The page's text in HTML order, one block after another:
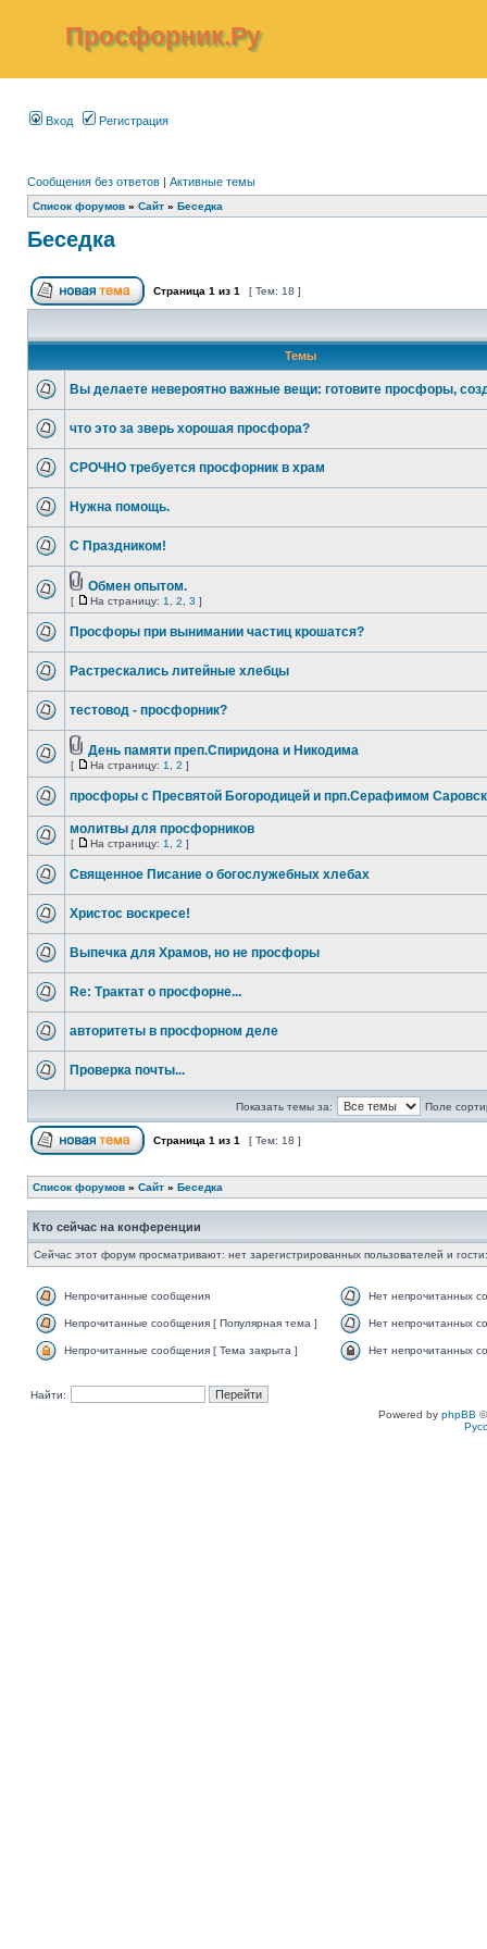
Просфорник.Ру
Вход Регистрация
Сообщения без ответов | Активные темы
Список форумов » Сайт » Беседка
Беседка
Страница 1 из 1 [ Тем: 18 ]
Темы
Вы делаете невероятно важные вещи: готовите просфоры,
что это за зверь хорошая просфора?
СРОЧНО требуется просфорник в храм
Нужна помощь.
С Праздником!
Обмен опытом.
[ На страницу: 1 2 3 ]
Просфоры при вынимании частиц крошатся?
Растрескались литейные хлебцы
тестовод - просфорник?
День памяти преп.Спиридона и Никодима
[ На страницу: 1 2 ]
просфоры с Пресвятой Богородицей и прп.Серафимом
молитвы для просфорников
[ На страницу: 1 2 ]
Священное Писание о богослужебных хлебах
Христос воскресе!
Выпечка для Храмов, но не просфоры
Re: Трактат о просфорне...
авторитеты в просфорном деле
Проверка почты...
Показать темы за: Поле
Страница 1 из 1 [ Тем: 18 ]
Список форумов » Сайт » Беседка
Кто сейчас на конференции
Сейчас этот форум просматривают: нет зарегистрированных пользователей и
Непрочитанные сообщения Нет непрочитанных
Непрочитанные сообщения [ Популярная тема ] Нет непрочитанных
Непрочитанные сообщения [ Тема закрыта ] Нет непрочитанных
Найти:
Powered by phpBB